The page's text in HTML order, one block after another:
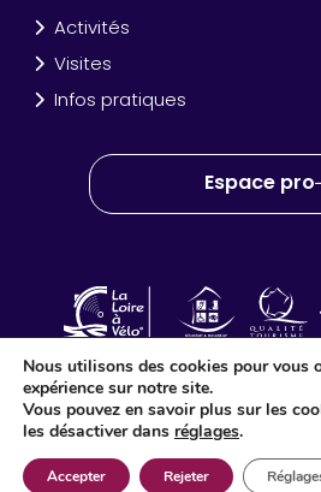
Activités
Visites
Infos pratiques
Espace pro
OT Amboise Val de Loire © 2024 –
Point Com
Nous utilisons des cookies pour vous
expérience sur notre site.
Vous pouvez en savoir plus sur les
les désactiver dans réglages.
Accepter Rejeter